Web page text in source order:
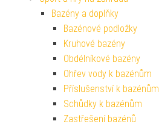
Bazény a doplňky
Bazénové podložky
Kruhové bazény
Obdélníkové bazény
Ohřev vody k bazénům
Příslušenství k bazénům
Schůdky k bazénům
Zastřešení bazénů